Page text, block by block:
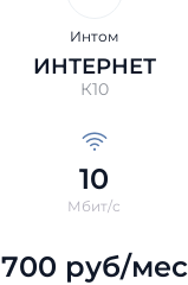
Интом
ИНТЕРНЕТ
К10
10
Мбит/с
700 руб/мес